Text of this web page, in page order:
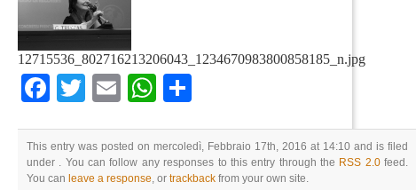
12715536_802716213206043_1234670983800858185_n.jpg
Facebook
TwitterEmailWhatsApp
This entry was posted on mercoledì, Febbraio 17th, 2016 at 14:10 and is filed
under . You can follow any responses to this entry through the RSS 2.0feed.
You can leave a response, or trackback from your own site.